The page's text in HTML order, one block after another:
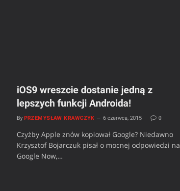
iOS9 wreszcie dostanie jedną z
lepszych funkcji Androida!
By PRZEMYSŁAW KRAWCZYK 6 czerwca, 2015 0
Czyżby Apple znów kopiował Google? Niedawno
Krzysztof Bojarczuk pisał o mocnej odpowiedzi na
Google Now,…